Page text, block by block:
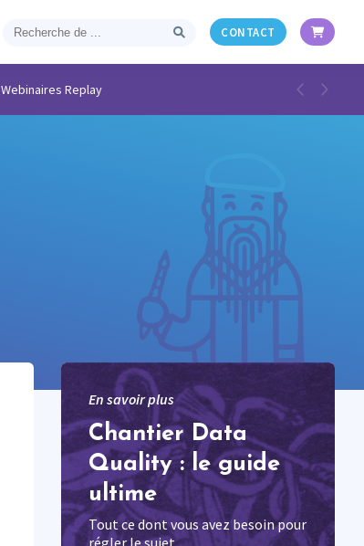
CONTACT
Webinaires Replay
En savoir plus
Chantier Data
Quality : le guide
ultime
Tout ce dont vous avez besoin pour
régler le sujet